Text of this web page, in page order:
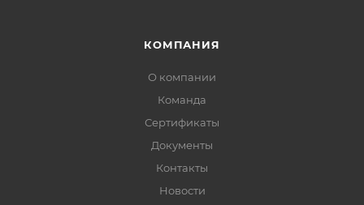
КОМПАНИЯ
О компании
Команда
Сертификаты
Документы
Контакты
Новости